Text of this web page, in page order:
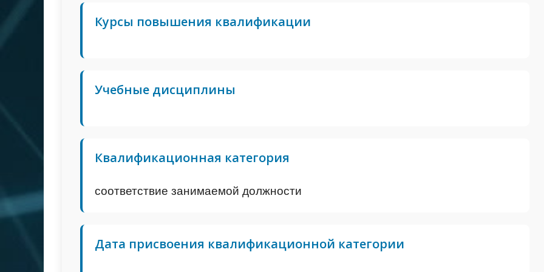
Курсы повышения квалификации
Учебные дисциплины
Квалификационная категория
соответствие занимаемой должности
Дата присвоения квалификационной категории